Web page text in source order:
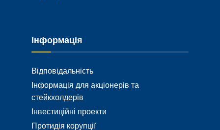
Інформація
Відповідальність
Інформація для акціонерів та
стейкхолдерів
Інвестиційні проекти
Протидія корупції